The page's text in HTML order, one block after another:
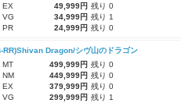
EX
49,999円 残り 0
VG
34,999円 残り 1
PR
24,999円 残り 0
RR)Shivan Dragon/シヴ山のドラゴン
MT
499,999円 残り 0
NM
449,999円 残り 0
EX
379,999円 残り 0
VG
299,999円 残り 1